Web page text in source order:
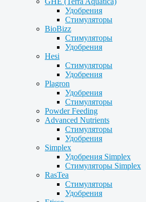
Удобрения
Стимуляторы
BioBizz
Стимуляторы
Удобрения
Hesi
Стимуляторы
Удобрения
Plagron
Удобрения
Стимуляторы
Powder Feeding
Advanced Nutrients
Стимуляторы
Удобрения
Simplex
Удобрения Simplex
Стимуляторы Simplex
RasTea
Стимуляторы
Удобрения